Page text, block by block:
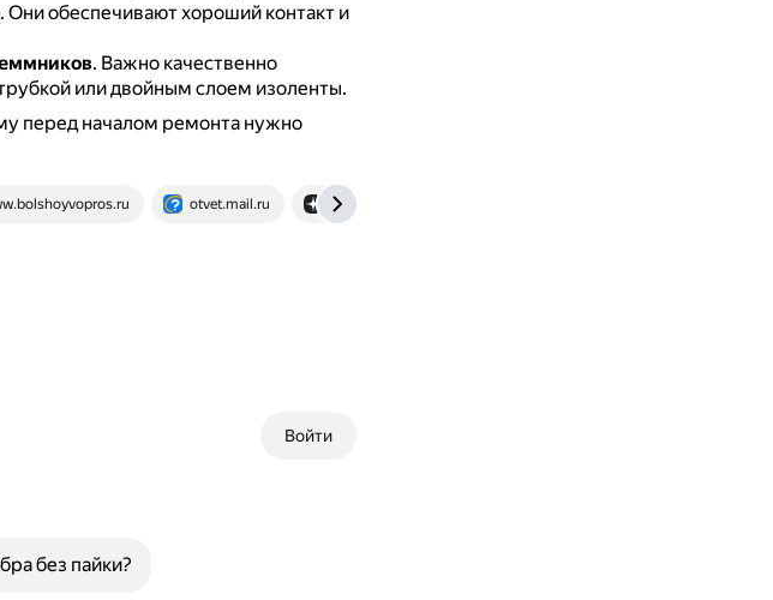
. Они обеспечивают хороший контакт и
. Важно качественно
или двойным слоем изоленты.
перед началом ремонта нужно
otvet.mail.ru dzen.ru
Войти
без пайки?